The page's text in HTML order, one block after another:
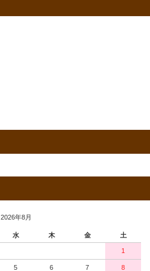
2026年8月
水 木 金 土
1
5 6 7 8